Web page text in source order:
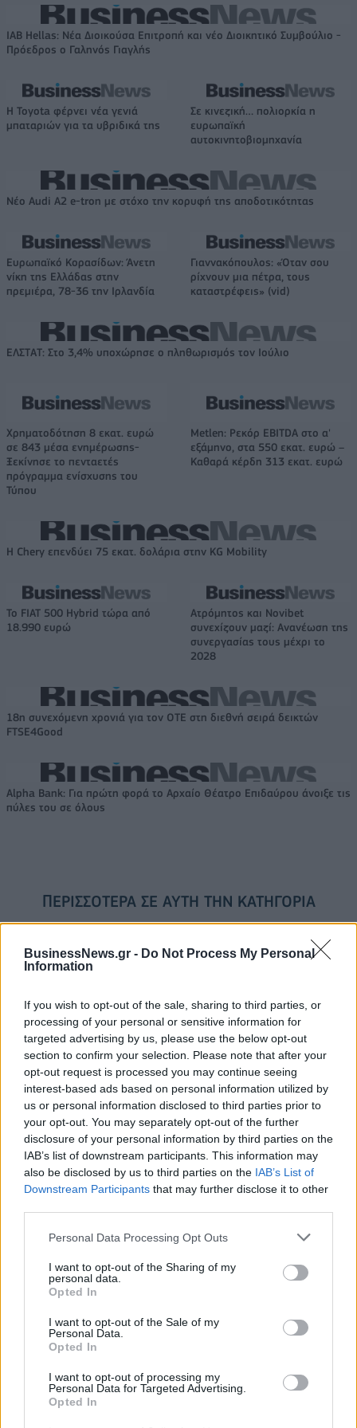
BusinessNews.gr - Do Not Process My Personal
Information
If you wish to opt-out of the sale, sharing to third parties, or
processing of your personal or sensitive information for
targeted advertising by us, please use the below opt-out
section to confirm your selection. Please note that after your
opt-out request is processed you may continue seeing
interest-based ads based on personal information utilized by
us or personal information disclosed to third parties prior to
your opt-out. You may separately opt-out of the further
disclosure of your personal information by third parties on the
IAB’s list of downstream participants. This information may
also be disclosed by us to third parties on the IAB’s List of
Downstream Participants that may further disclose it to other
Personal Data Processing Opt Outs
I want to opt-out of the Sharing of my
personal data.
Opted In
I want to opt-out of the Sale of my
Personal Data.
Opted In
I want to opt-out of processing my
Personal Data for Targeted Advertising.
Opted In
IAB Hellas: Νέα Διοικούσα Επιτροπή και νέο Διοικητικό Συμβούλιο -
Πρόεδρος ο Γαληνός Γιαγλής
Η Toyota φέρνει νέα γενιά
μπαταριών για τα υβριδικά της
Σε κινεζική… πολιορκία η
ευρωπαϊκή
αυτοκινητοβιομηχανία
Νέο Audi A2 e-tron με στόχο την κορυφή της αποδοτικότητας
Ευρωπαϊκό Κορασίδων: Άνετη
νίκη της Ελλάδας στην
πρεμιέρα, 78-36 την Ιρλανδία
Γιαννακόπουλος: «Όταν σου
ρίχνουν μια πέτρα, τους
καταστρέφεις» (vid)
ΕΛΣΤΑΤ: Στο 3,4% υποχώρησε ο πληθωρισμός τον Ιούλιο
Χρηματοδότηση 8 εκατ. ευρώ
σε 843 μέσα ενημέρωσης-
Ξεκίνησε το πενταετές
πρόγραμμα ενίσχυσης του
Τύπου
Metlen: Ρεκόρ EBITDA στο α'
εξάμηνο, στα 550 εκατ. ευρώ –
Καθαρά κέρδη 313 εκατ. ευρώ
Η Chery επενδύει 75 εκατ. δολάρια στην KG Mobility
Το FIAT 500 Hybrid τώρα από
18.990 ευρώ
Ατρόμητος και Novibet
συνεχίζουν μαζί: Ανανέωση της
συνεργασίας τους μέχρι το
2028
18η συνεχόμενη χρονιά για τον ΟΤΕ στη διεθνή σειρά δεικτών
FTSE4Good
Alpha Bank: Για πρώτη φορά το Αρχαίο Θέατρο Επιδαύρου άνοιξε τις
πύλες του σε όλους
ΠΕΡΙΣΣΌΤΕΡΑ ΣΕ ΑΥΤΉ ΤΗΝ ΚΑΤΗΓΟΡΊΑ
Κυκλοφοριακές ρυθμίσεις
το Σάββατο (30/9) στην
Αθηνών-Κορίνθου, λόγω
του αγώνα «Σπάρταθλον»
19/09/2023 - 21:25
Οι τίτλοι των εφημερίδων
σήμερα (20/9)
20/09/2023 - 10:16
ΡΟΗ ΕΙΔΗΣΕΩΝ
ΥΠΑΑΤ: Επιπλέον 12,5 εκατ. ευρώ στις Περιφέρειες